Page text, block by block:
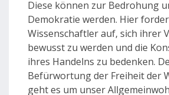
Diese können zur Bedrohung
Demokratie werden. Hier
Wissenschaftler auf, sich ihrer
bewusst zu werden und die
ihres Handelns zu bedenken.
Befürwortung der Freiheit der
geht es um unser